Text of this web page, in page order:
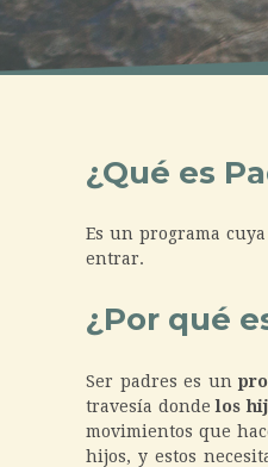
¿Qué es
Es un programa
entrar.
¿Por qué
Ser padres es un
travesía dondelos
movimientos que
hijos, y estos